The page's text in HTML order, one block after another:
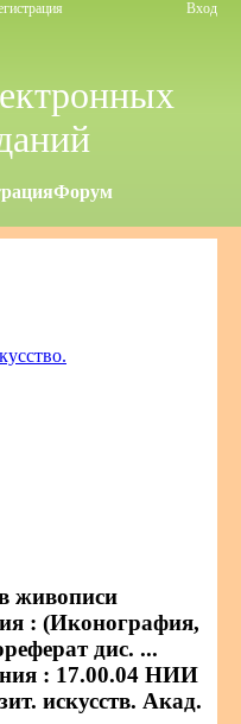
Вход
Форум
живописи
: (Иконография,
дис. ...
: 17.00.04 НИИ
искусств. Акад.